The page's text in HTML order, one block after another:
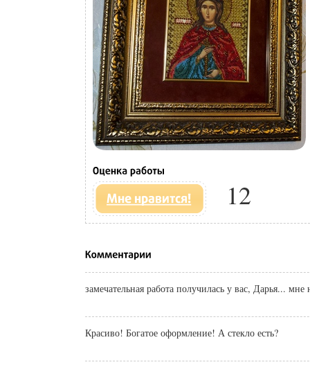
12
замечательная работа получилась у вас, Дарья... мне
Красиво! Богатое оформление! А стекло есть?